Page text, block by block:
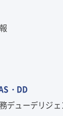
・DD
デューデリジ